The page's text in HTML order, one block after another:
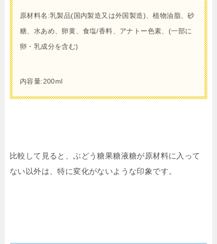
原材料名:乳製品(国内製造又は外国製造)、植物油脂、砂
糖、水あめ、卵黄、食塩/香料、アナトー色素、(一部に
卵・乳成分を含む)
内容量:200ml
比較して見ると、ぶどう糖果糖液糖が原材料に入って
ない以外は、特に変化がないような印象です。